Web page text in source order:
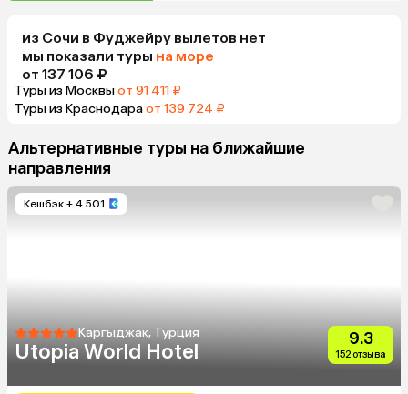
из Сочи в Фуджейру вылетов нет
мы показали туры на море
от 137 106 ₽
Туры из Москвыот 91 411 ₽
Туры из Краснодараот 139 724 ₽
Альтернативные туры на ближайшие
направления
Кешбэк + 4 501
Каргыджак, Турция
Utopia World Hotel
9.3
152 отзыва